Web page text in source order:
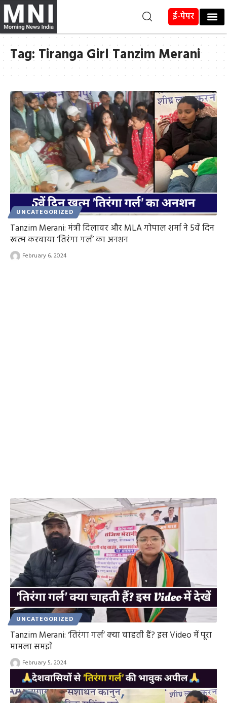
ई-पेपर
Tag: Tiranga Girl Tanzim Merani
UNCATEGORIZED
Tanzim Merani: मंत्री दिलावर और MLA गोपाल शर्मा ने 5वें दिन
खत्म करवाया ‘तिरंगा गर्ल’ का अनशन
February 6, 2024
UNCATEGORIZED
Tanzim Merani: ‘तिरंगा गर्ल’ क्या चाहती हैं? इस Video में पूरा
मामला समझें
February 5, 2024